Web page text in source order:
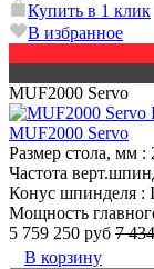
Купить в 1 клик
В избранное
MUF2000 Servo
MUF2000 Servo
Размер стола, мм :
Частота
Конус шпинделя :
Мощность
5 759 250 руб 7
В корзину